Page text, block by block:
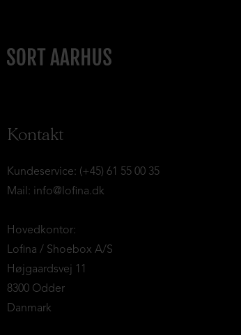
Kontakt
Kundeservice: (+45) 61 55 00 35
Mail: info@lofina.dk
Hovedkontor:
Lofina / Shoebox A/S
Højgaardsvej 11
8300 Odder
Danmark